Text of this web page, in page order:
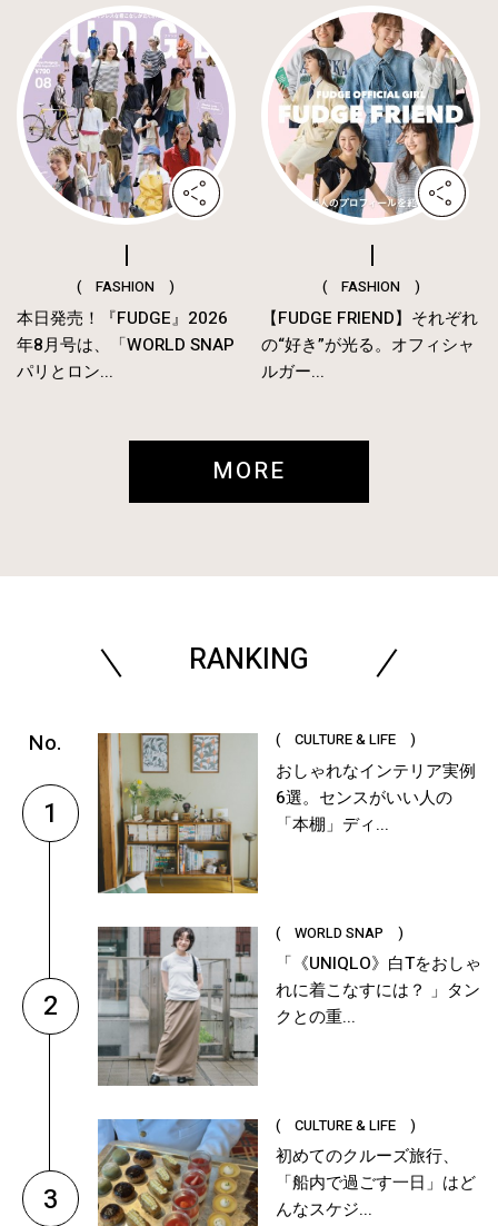
( FASHION )
本日発売！『FUDGE』2026
年8月号は、「WORLD SNAP
パリとロン...
( FASHION )
【FUDGE FRIEND】それぞれ
の“好き”が光る。オフィシャ
ルガー...
MORE
RANKING
1
( CULTURE & LIFE )
おしゃれなインテリア実例
6選。センスがいい人の
「本棚」ディ...
2
( WORLD SNAP )
「《UNIQLO》白Tをおしゃ
れに着こなすには？ 」タン
クとの重...
3
( CULTURE & LIFE )
初めてのクルーズ旅行、
「船内で過ごす一日」はど
んなスケジ...